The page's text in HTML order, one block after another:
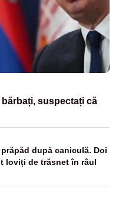
suspectați că
prăpăd după caniculă. Doi
loviți de trăsnet în râul